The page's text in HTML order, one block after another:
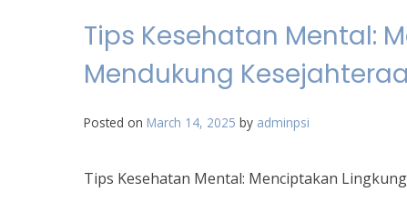
Tips Kesehatan Mental:
Mendukung
Posted on March 14, 2025 by adminpsi
Tips Kesehatan Mental: Menciptakan